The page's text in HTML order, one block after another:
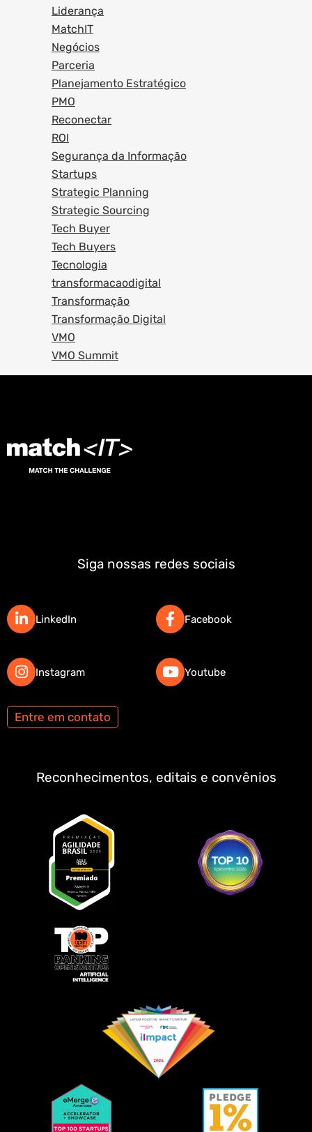
Liderança
MatchIT
Negócios
Parceria
Planejamento Estratégico
PMO
Reconectar
ROI
Segurança da Informação
Startups
Strategic Planning
Strategic Sourcing
Tech Buyer
Tech Buyers
Tecnologia
transformacaodigital
Transformação
Transformação Digital
VMO
VMO Summit
Siga nossas redes sociais
LinkedIn
Instagram
Facebook
Youtube
Entre em contato
Reconhecimentos, editais e convênios